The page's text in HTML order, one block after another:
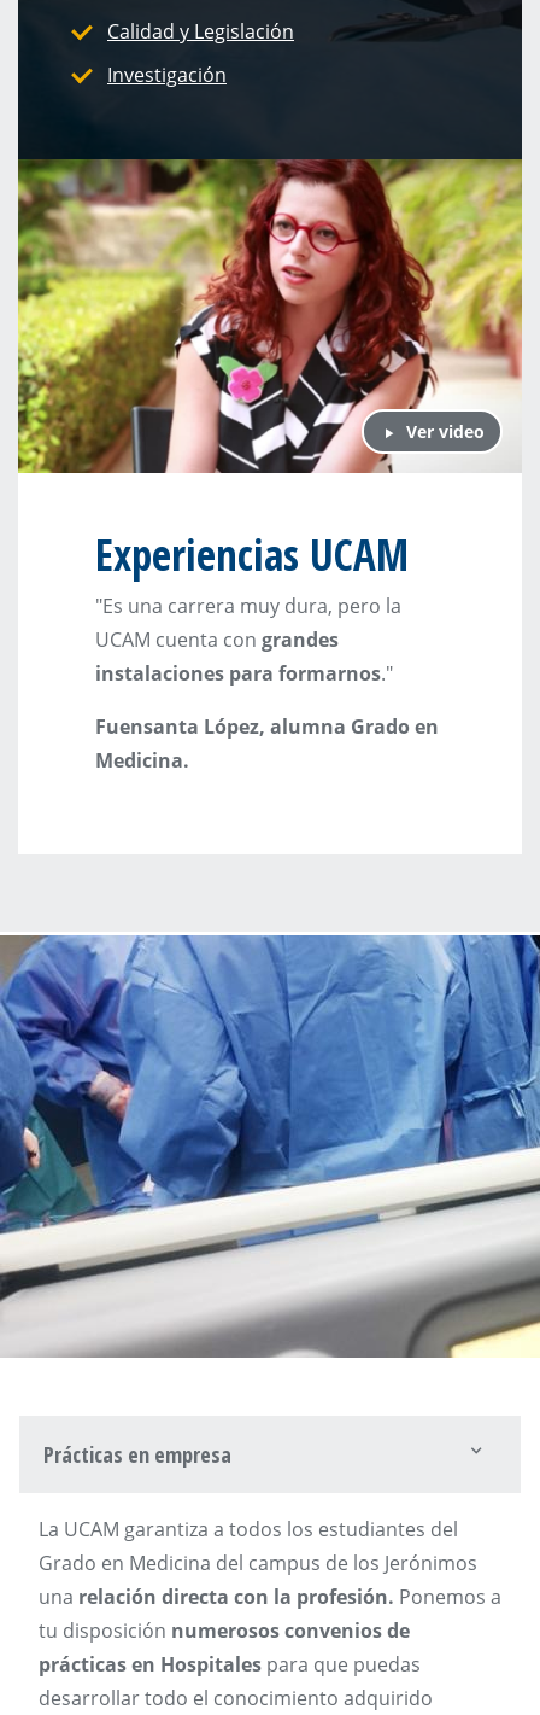
Calidad y Legislación
Investigación
Ver video
Experiencias UCAM
"Es una carrera muy dura, pero la
UCAM cuenta con grandes
instalaciones para formarnos."
Fuensanta López, alumna Grado en
Medicina.
Prácticas en empresa
La UCAM garantiza a todos los estudiantes del
Grado en Medicina del campus de los Jerónimos
una relación directa con la profesión. Ponemos a
tu disposición numerosos convenios de
prácticas en Hospitales para que puedas
desarrollar todo el conocimiento adquirido